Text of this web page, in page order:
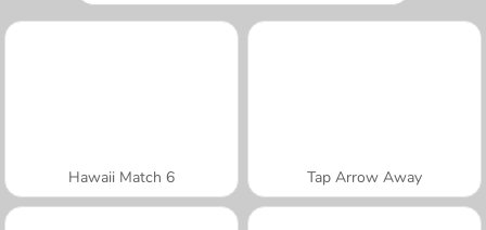
Hawaii Match 6 Tap Arrow Away